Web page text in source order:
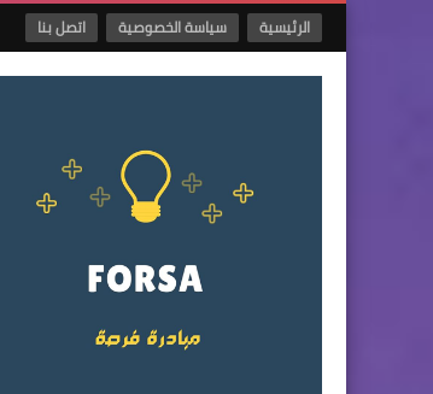
الرئيسية سياسة الخصوصية اتصل بنا